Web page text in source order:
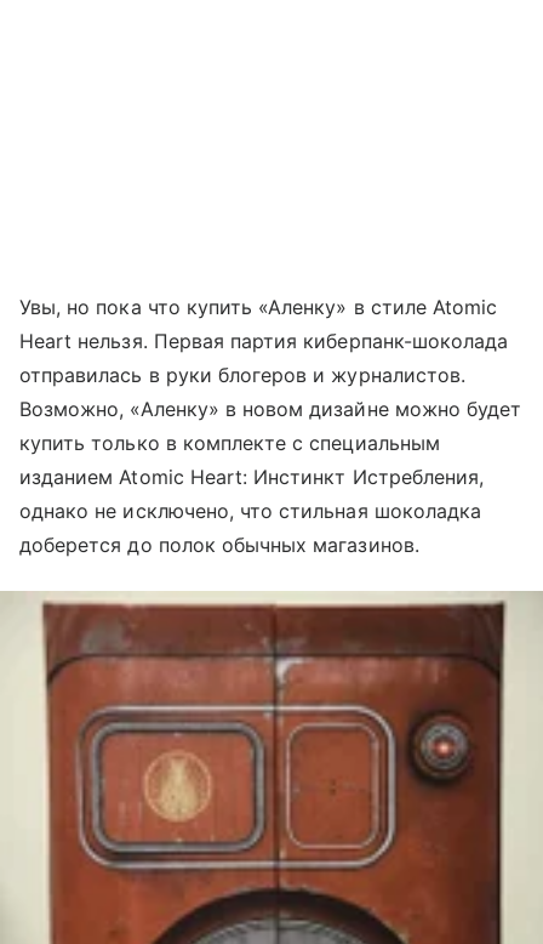
Увы, но пока что купить «Аленку» в стиле Atomic
Heart нельзя. Первая партия киберпанк-шоколада
отправилась в руки блогеров и журналистов.
Возможно, «Аленку» в новом дизайне можно будет
купить только в комплекте с специальным
изданием Atomic Heart: Инстинкт Истребления,
однако не исключено, что стильная шоколадка
доберется до полок обычных магазинов.